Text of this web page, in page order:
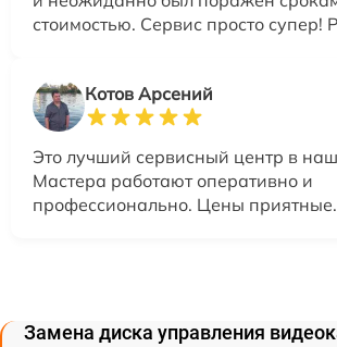
стоимостью. Сервис просто супер!
Котов Арсений
Это лучший сервисный центр в
Мастера работают оперативно и
профессионально. Цены
Замена диска управления